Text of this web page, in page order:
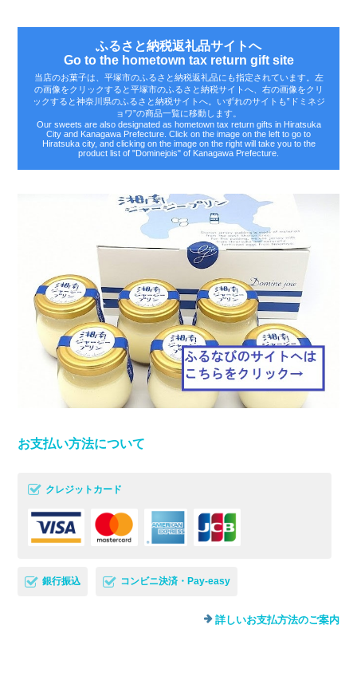
ふるさと納税返礼品サイトへ
Go to the hometown tax return gift site
当店のお菓子は、平塚市のふるさと納税返礼品にも指定されています。左
の画像をクリックすると平塚市のふるさと納税サイトへ、右の画像をクリ
ックすると神奈川県のふるさと納税サイトへ。いずれのサイトも‟ドミネジ
ョワ”の商品一覧に移動します。
Our sweets are also designated as hometown tax return gifts in Hiratsuka
City and Kanagawa Prefecture. Click on the image on the left to go to
Hiratsuka city, and clicking on the image on the right will take you to the
product list of "Dominejois" of Kanagawa Prefecture.
お支払い方法について
クレジットカード
銀行振込 コンビニ決済・Pay-easy
詳しいお支払方法のご案内